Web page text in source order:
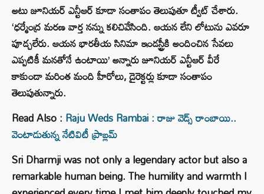
అటు జూనియర్ ఎన్టీఆర్ కూడా సంతాపం తెలుపుతూ ట్వీట్ చేశారు.
‘ధర్మేంద్ర మరణ వార్త నన్ను కలిచివేసింది. ఆయన లేని లోటును ఎవరూ
పూడ్చలేరు. ఆయన భారతీయ సినిమా ఇండస్ట్రీకి అందించిన సేవలు
ఎప్పటికీ మనతోనే ఉంటాయి’ అన్నారు జూనియర్ ఎన్టీఆర్ వీరే
కాకుండా మరింత మంది హీరోలు, డైరెక్టర్లు కూడా సంతాపం
తెలుపుతున్నారు.
Read Also : Raju Weds Rambai : రాజు వెడ్స్ రాంబాయి..
వెంటాడుతున్న నేటివిటీ ప్రాబ్లమ్
Sri Dharmji was not only a legendary actor but also a
remarkable human being. The humility and warmth I